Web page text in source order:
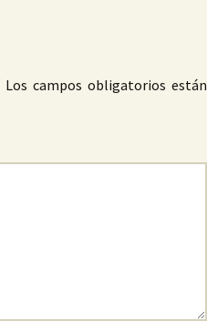
Los campos obligatorios están